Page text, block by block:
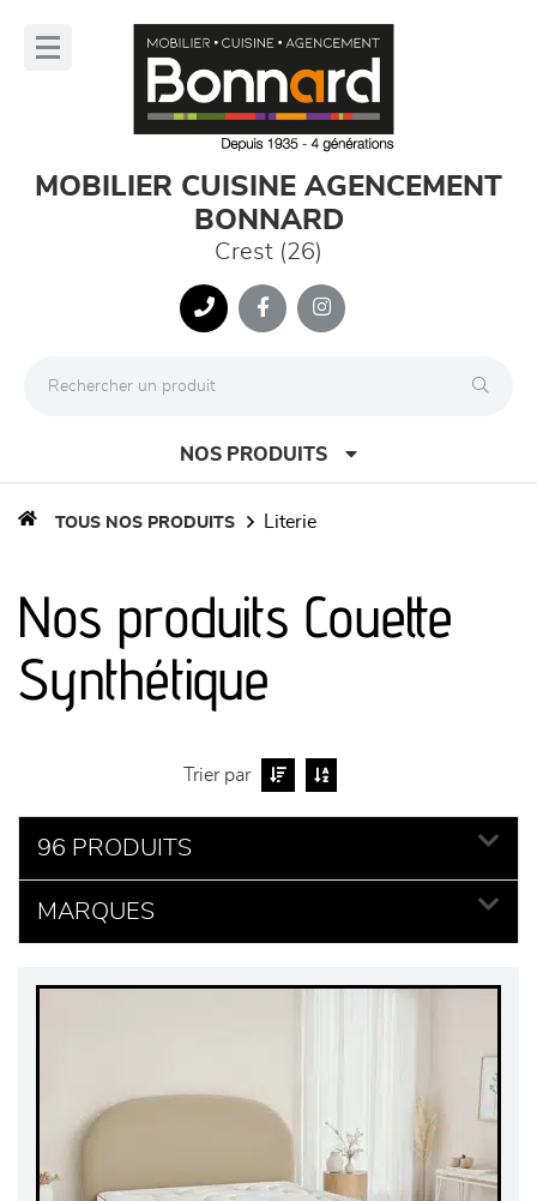
MOBILIER CUISINE AGENCEMENT
BONNARD
Crest (26)
NOS PRODUITS
séjours
meubles de complément
chambres et dressing
literie
décoration
TOUS NOS PRODUITS literie
Nos produits Couette
Synthétique
Trier par
96 PRODUITS
MARQUES